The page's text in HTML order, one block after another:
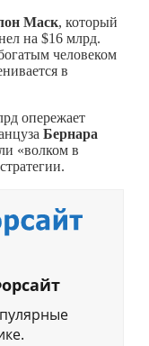
Маск, который
на $16 млрд.
человеком
в
опережает
Бернара
«волком в